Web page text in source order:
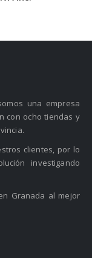
una empresa
con ocho tiendas y
clientes, por lo
investigando
Granada al mejor